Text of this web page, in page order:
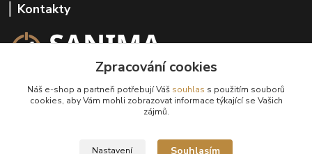
Kontakty
+420 602 647 136
(Po-Pá, 9-18 hod.)
Zpracování cookies
Náš e-shop a partneři potřebují Váš souhlas s použitím souborů
cookies, aby Vám mohli zobrazovat informace týkající se Vašich
zájmů.
Nastavení Souhlasím